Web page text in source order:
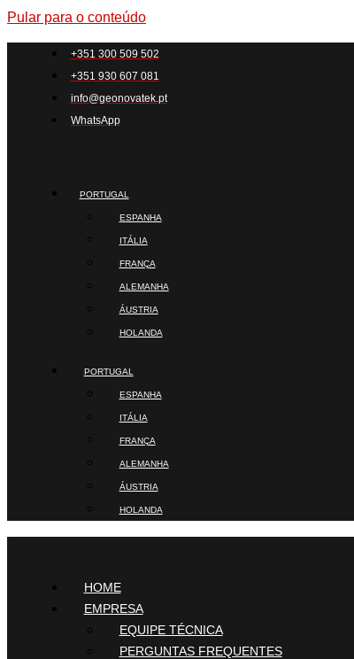
Pular para o conteúdo
+351 300 509 502
+351 930 607 081
info@geonovatek.pt
WhatsApp
PORTUGAL
ESPANHA
ITÁLIA
FRANÇA
ALEMANHA
ÁUSTRIA
HOLANDA
PORTUGAL
ESPANHA
ITÁLIA
FRANÇA
ALEMANHA
ÁUSTRIA
HOLANDA
HOME
EMPRESA
EQUIPE TÉCNICA
PERGUNTAS FREQUENTES